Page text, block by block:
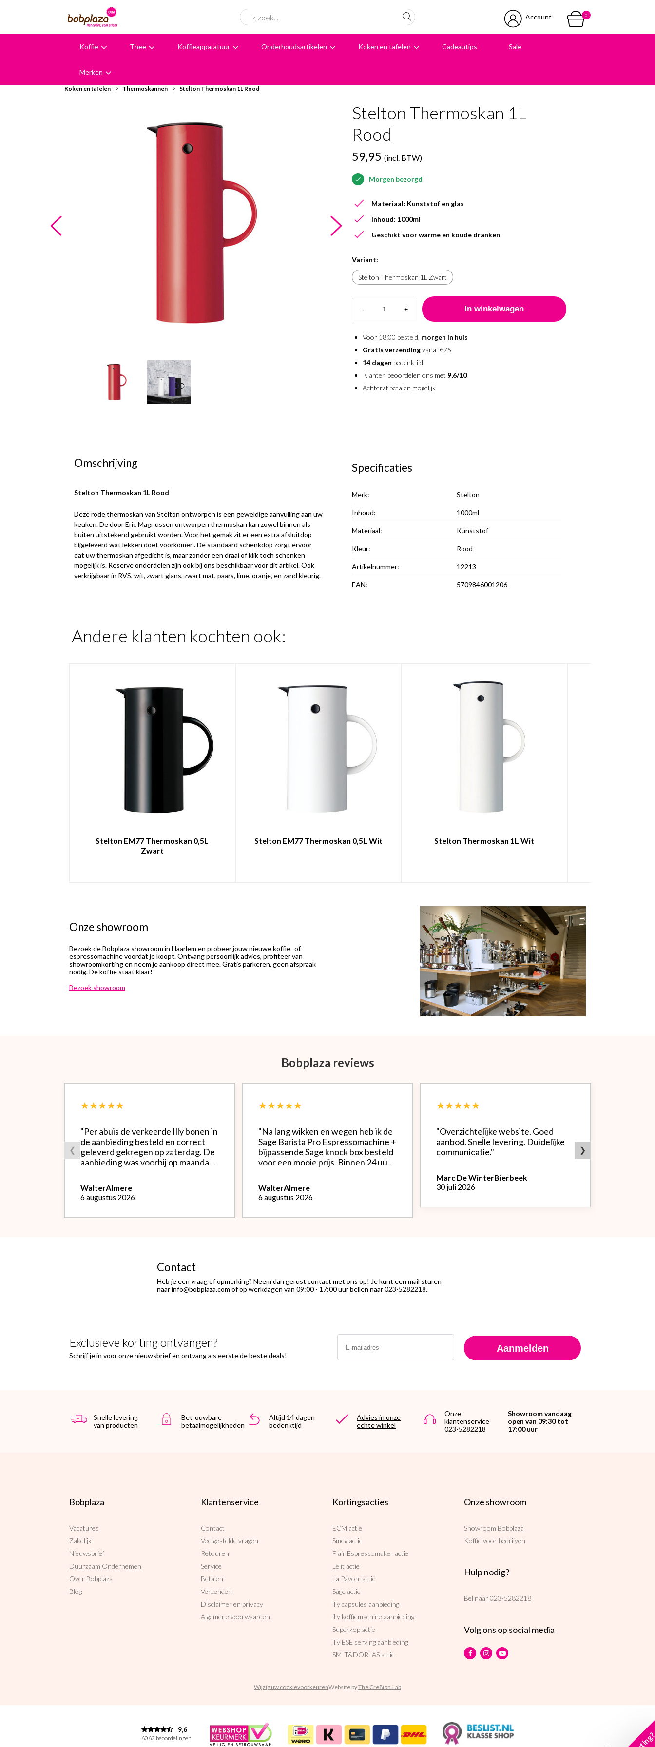
Account 0
Koffie Thee Koffieapparatuur Onderhoudsartikelen Koken en tafelen Cadeautips Sale
Merken
Koken en tafelen Thermoskannen Stelton Thermoskan 1L Rood
Stelton Thermoskan 1L
Rood
59,95 (incl. BTW)
Morgen bezorgd
Materiaal: Kunststof en glas
Inhoud: 1000ml
Geschikt voor warme en koude dranken
Variant:
Stelton Thermoskan 1L Zwart
- +
Voor 18:00 besteld, morgen in huis
Gratis verzendingvanaf €75
14 dagen bedenktijd
Klanten beoordelen ons met 9,6/10
Achteraf betalen mogelijk
Omschrijving
Stelton Thermoskan 1L Rood
Deze rode thermoskan van Stelton ontworpen is een geweldige aanvulling aan uw
keuken. De door Eric Magnussen ontworpen thermoskan kan zowel binnen als
buiten uitstekend gebruikt worden. Voor het gemak zit er een extra afsluitdop
bijgeleverd wat lekken doet voorkomen. De standaard schenkdop zorgt ervoor
dat uw thermoskan afgedicht is, maar zonder een draai of klik toch schenken
mogelijk is. Reserve onderdelen zijn ook bij ons beschikbaar voor dit artikel. Ook
verkrijgbaar in RVS, wit, zwart glans, zwart mat, paars, lime, oranje, en zand kleurig.
Specificaties
Merk: Stelton
Inhoud: 1000ml
Materiaal: Kunststof
Kleur: Rood
Artikelnummer: 12213
EAN: 5709846001206
Andere klanten kochten ook:
Stelton EM77 Thermoskan 0,5L
Zwart
Stelton EM77 Thermoskan 0,5L Wit Stelton Thermoskan 1L Wit
Onze showroom
Bezoek de Bobplaza showroom in Haarlem en probeer jouw nieuwe koffie- of
espressomachine voordat je koopt. Ontvang persoonlijk advies, profiteer van
showroomkorting en neem je aankoop direct mee. Gratis parkeren, geen afspraak
nodig. De koffie staat klaar!
Bezoek showroom
Bobplaza reviews
❮
★★★★★
"Per abuis de verkeerde Illy bonen in
de aanbieding besteld en correct
geleverd gekregen op zaterdag. De
aanbieding was voorbij op maandag
soort. Telefonisch gevraagd of ze
geruild konden worden voor de
logisch) de betaling terug
WalterAlmere
6 augustus 2026
★★★★★
"Na lang wikken en wegen heb ik de
Sage Barista Pro Espressomachine +
bijpassende Sage knock box besteld
voor een mooie prijs. Binnen 24 uur
instellen bonenmolen heb ik van de
eerste kopjes uitstekende espresso
WalterAlmere
6 augustus 2026
★★★★★
"Overzichtelijke website. Goed
aanbod. Sneĺle levering. Duidelijke
communicatie."
Marc De WinterBierbeek
30 juli 2026
❯
Contact
Heb je een vraag of opmerking? Neem dan gerust contact met ons op! Je kunt een mail sturen
naar info@bobplaza.com of op werkdagen van 09:00 - 17:00 uur bellen naar 023-5282218.
Exclusieve korting ontvangen?
Schrijf je in voor onze nieuwsbrief en ontvang als eerste de beste deals!
Email
Aanmelden
Snelle levering
van producten
Betrouwbare
betaalmogelijkheden
Altijd 14 dagen
bedenktijd
Advies in onze
echte winkel
Onze
klantenservice
023-5282218
Showroom vandaag
open van 09:30 tot
17:00 uur
Bobplaza
Vacatures
Zakelijk
Nieuwsbrief
Duurzaam Ondernemen
Over Bobplaza
Blog
Klantenservice
Contact
Veelgestelde vragen
Retouren
Service
Betalen
Verzenden
Disclaimer en privacy
Algemene voorwaarden
Kortingsacties
ECM actie
Smeg actie
Flair Espressomaker actie
Lelit actie
La Pavoni actie
Sage actie
illy capsules aanbieding
illy koffiemachine aanbieding
Superkop actie
illy ESE serving aanbieding
SMIT&DORLAS actie
Onze showroom
Showroom Bobplaza
Koffie voor bedrijven
Hulp nodig?
Bel naar 023-5282218
Volg ons op social media
Wijzig uw cookievoorkeurenWebsite byThe Cre8ion.Lab
9,6
6062 beoordelingen